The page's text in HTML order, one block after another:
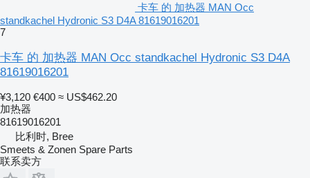
卡车 的 加热器 MAN Occ
standkachel Hydronic S3 D4A 81619016201
7
卡车 的 加热器 MAN Occ standkachel Hydronic S3 D4A
81619016201
¥3,120 €400 ≈ US$462.20
加热器
81619016201
比利时, Bree
Smeets & Zonen Spare Parts
联系卖方